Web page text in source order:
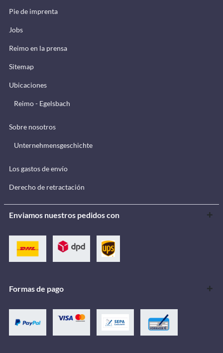
Pie de imprenta
Jobs
Reimo en la prensa
Sitemap
Ubicaciones
Reimo - Egelsbach
Sobre nosotros
Unternehmensgeschichte
Los gastos de envío
Derecho de retractación
Enviamos nuestros pedidos con
Formas de pago